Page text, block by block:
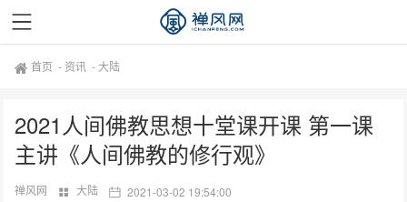
首页 - 资讯 -大陆
2021人间佛教思想十堂课开课 第一课
主讲《人间佛教的修行观》
禅风网 大陆 2021-03-02 19:54:00